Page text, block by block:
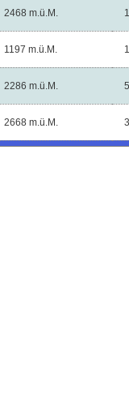
2468 m.ü.M.
1197 m.ü.M.
2286 m.ü.M.
2668 m.ü.M.